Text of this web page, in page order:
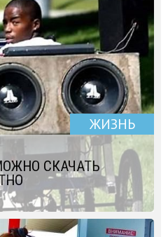
ЖИЗНЬ
СКАЧАТЬ